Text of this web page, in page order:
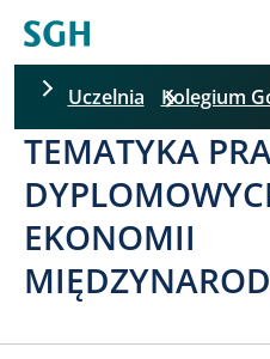
Uczelnia Kolegium
TEMATYKA
EKONOMII